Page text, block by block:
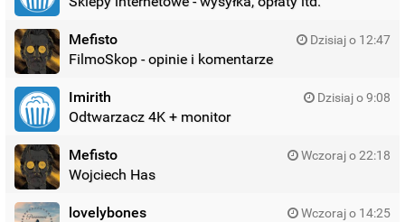
Mefisto Dzisiaj o 12:47
FilmoSkop - opinie i komentarze
Imirith Dzisiaj o 9:08
Odtwarzacz 4K + monitor
Mefisto Wczoraj o 22:18
Wojciech Has
lovelybones Wczoraj o 14:25